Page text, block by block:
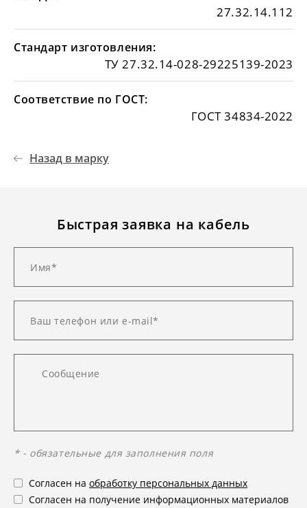
27.32.14.112
Стандарт изготовления:
ТУ 27.32.14-028-29225139-2023
Соответствие по ГОСТ:
ГОСТ 34834-2022
Назад в марку
Быстрая заявка на кабель
* - обязательные для заполнения поля
Согласен на обработку персональных данных
Согласен на получение информационных материалов